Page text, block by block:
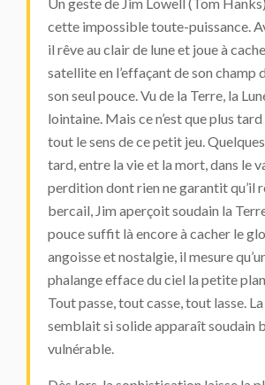
cette impossible toute-puissance.
il rêve au clair de lune et joue à
satellite en l’effaçant de son champ
son seul pouce. Vu de la Terre, la
lointaine. Mais ce n’est que plus
tout le sens de ce petit jeu.
tard, entre la vie et la mort, dans le
perdition dont rien ne garantit qu’il
bercail, Jim aperçoit soudain la
pouce suffit là encore à cacher le
angoisse et nostalgie, il mesure
phalange efface du ciel la petite
Tout passe, tout casse, tout lasse.
semblait si solide apparaît soudain
vulnérable.